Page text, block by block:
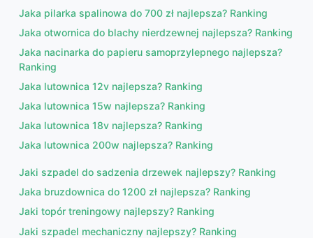
Jaka pilarka spalinowa do 700 zł najlepsza? Ranking
Jaka otwornica do blachy nierdzewnej najlepsza? Ranking
Jaka nacinarka do papieru samoprzylepnego najlepsza?
Ranking
Jaka lutownica 12v najlepsza? Ranking
Jaka lutownica 15w najlepsza? Ranking
Jaka lutownica 18v najlepsza? Ranking
Jaka lutownica 200w najlepsza? Ranking
Jaki szpadel do sadzenia drzewek najlepszy? Ranking
Jaka bruzdownica do 1200 zł najlepsza? Ranking
Jaki topór treningowy najlepszy? Ranking
Jaki szpadel mechaniczny najlepszy? Ranking